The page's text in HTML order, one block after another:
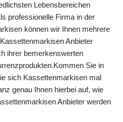
Lebensbereichen
professionelle Firma in der
können wir Ihnen mehrere
Anbieter
ihrer bemerkenswerten
Sie in
sich Kassettenmarkisen mal
genau Ihnen hierbei auf, wie
Anbieter werden